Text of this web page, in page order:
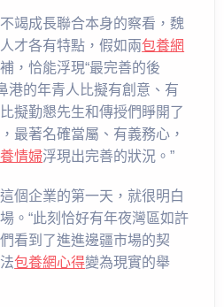
竭成長聯合本身的察看，魏
才各有特點，假如兩包養網
，恰能浮現“最完善的後
港的年青人比擬有創意、有
擬勤懇先生和傳授們睜開了
最著名確當屬、有義務心，
情婦浮現出完善的狀況。”
企業的第一天，就很明白
。“此刻恰好有年夜灣區如許
看到了進進邊疆市場的契
包養網心得變為現實的舉